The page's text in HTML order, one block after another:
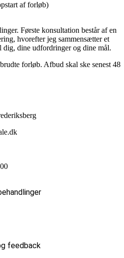
af forløb)
Første konsultation består af en
hvorefter jeg sammensætter et
dine udfordringer og dine mål.
forløb. Afbud skal ske senest 48
feedback